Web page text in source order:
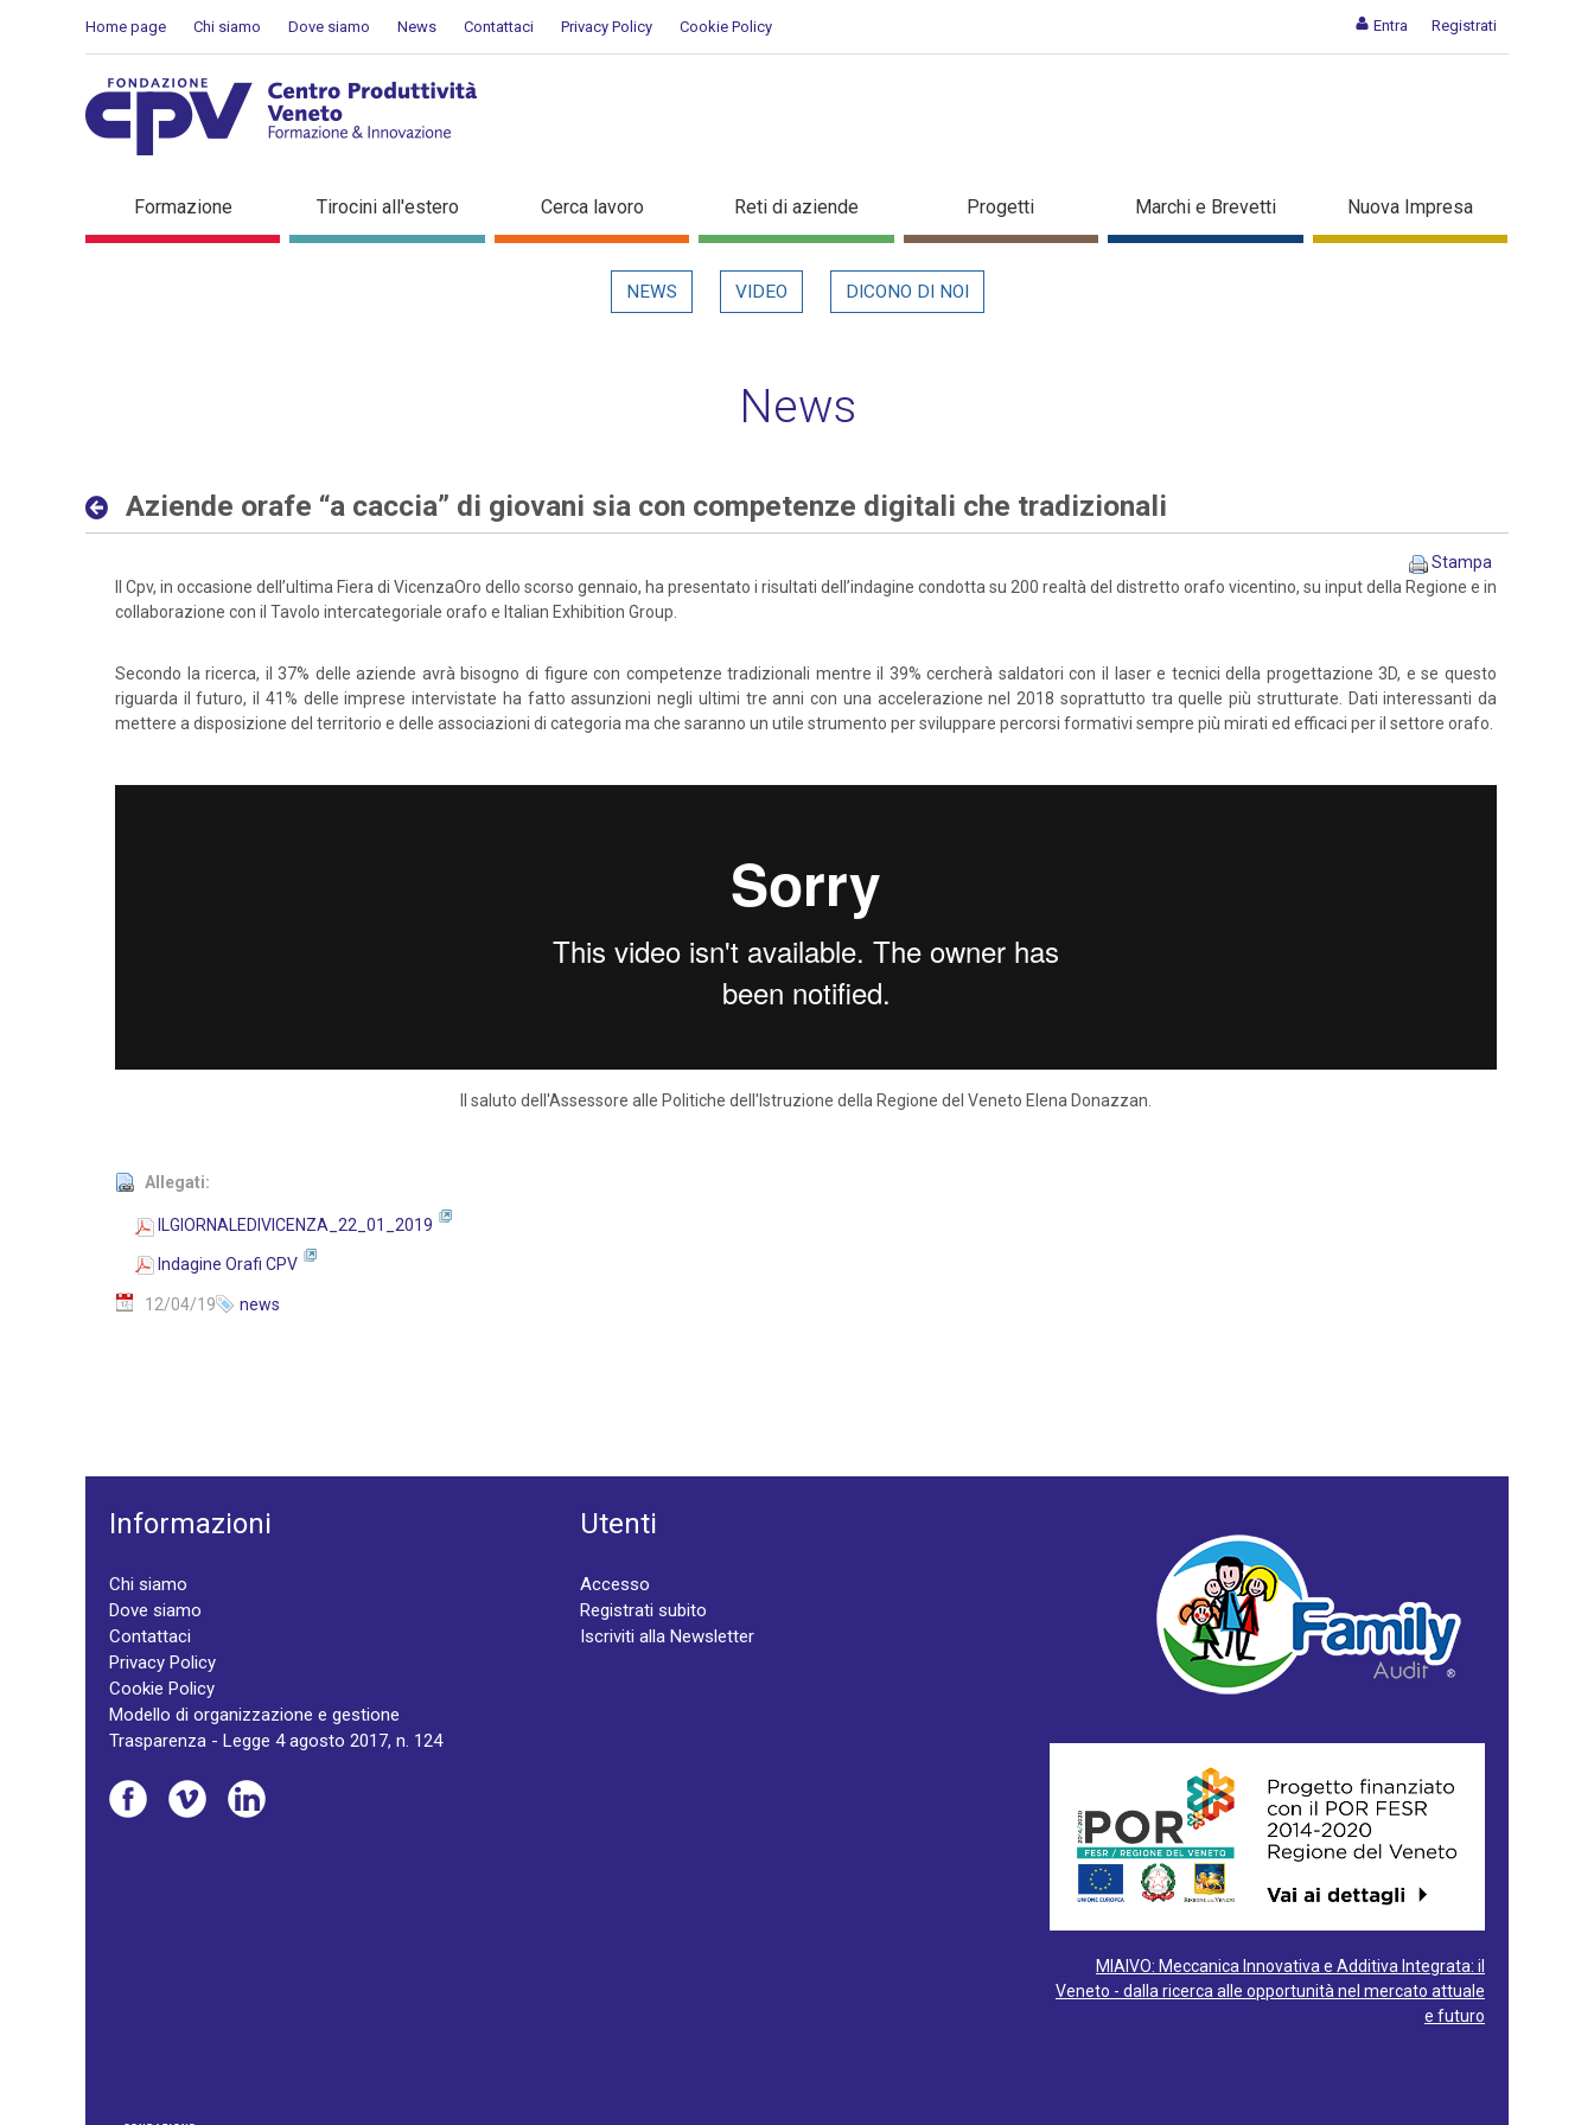
Entra Registrati
Home page Chi siamo Dove siamo News Contattaci Privacy Policy Cookie Policy
Aziende orafe “a caccia” di giovani sia con competenze digitali che tradizionali -
Formazione Tirocini all'estero Cerca lavoro Reti di aziende Progetti Marchi e Brevetti Nuova Impresa
NEWS VIDEO DICONO DI NOI
News
Aziende orafe “a caccia” di giovani sia con competenze digitali che tradizionali
Stampa
Il Cpv, in occasione dell’ultima Fiera di VicenzaOro dello scorso gennaio, ha presentato i risultati dell’indagine condotta su 200 realtà del distretto orafo vicentino, su input della Regione e in
collaborazione con il Tavolo intercategoriale orafo e Italian Exhibition Group.
Secondo la ricerca, il 37% delle aziende avrà bisogno di figure con competenze tradizionali mentre il 39% cercherà saldatori con il laser e tecnici della progettazione 3D, e se questo
riguarda il futuro, il 41% delle imprese intervistate ha fatto assunzioni negli ultimi tre anni con una accelerazione nel 2018 soprattutto tra quelle più strutturate. Dati interessanti da
mettere a disposizione del territorio e delle associazioni di categoria ma che saranno un utile strumento per sviluppare percorsi formativi sempre più mirati ed efficaci per il settore orafo.
Il saluto dell'Assessore alle Politiche dell'Istruzione della Regione del Veneto Elena Donazzan.
Allegati:
ILGIORNALEDIVICENZA_22_01_2019
Indagine Orafi CPV
12/04/19 news
Informazioni
Chi siamo
Dove siamo
Contattaci
Privacy Policy
Cookie Policy
Modello di organizzazione e gestione
Trasparenza - Legge 4 agosto 2017, n. 124
Utenti
Accesso
Registrati subito
Iscriviti alla Newsletter
MIAIVO: Meccanica Innovativa e Additiva Integrata: il
Veneto - dalla ricerca alle opportunità nel mercato attuale
e futuro